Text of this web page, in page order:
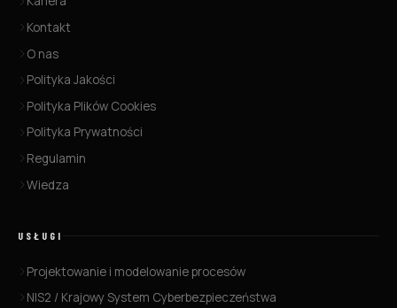
Kontakt
O nas
Polityka Jakości
Polityka Plików Cookies
Polityka Prywatności
Regulamin
Wiedza
USŁUGI
Projektowanie i modelowanie procesów
NIS2 / Krajowy System Cyberbezpieczeństwa